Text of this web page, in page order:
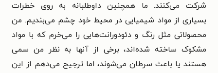
شرکت می‌کنند. ما همچنین داوطلبانه به روی خطرات
بسیاری از مواد شیمیایی در محیط خود چشم می‌بندیم. من
محصولاتی مثل رنگ و دئودورانت‌هایی را می‌خرم که با مواد
مشکوک ساخته شده‌اند، برخی از آنها به نظر من سمی
هستند یا باعث سرطان می‌شوند، اما ترجیح می‌دهم از این